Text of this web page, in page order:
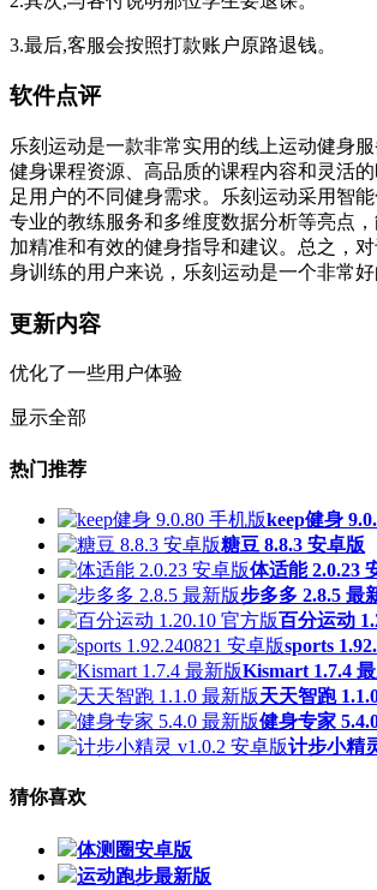
3.最后,客服会按照打款账户原路退钱。
软件点评
乐刻运动是一款非常实用的线上运动健身
健身课程资源、高品质的课程内容和灵活
足用户的不同健身需求。乐刻运动采用智能
专业的教练服务和多维度数据分析等亮点
加精准和有效的健身指导和建议。总之，
身训练的用户来说，乐刻运动是一个非常好
更新内容
优化了一些用户体验
显示全部
热门推荐
keep健身
糖豆 8.8.3 安卓版
体适能 2.0.23
步多多 2.8.5 最
百分运动
sports
Kismart 1.7.4
天天智跑
健身专家
计步小精
猜你喜欢
体测圈安卓版
运动跑步最新版